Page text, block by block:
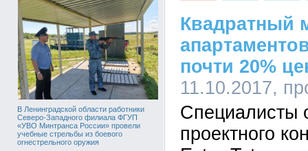
В Ленинградской области работники
Северо-Западного филиала ФГУП
«УВО Минтранса России» провели
учебные стрельбы из боевого
огнестрельного оружия
Квадратный
почти 20%
11.10.2017,
Специалисты
проектного